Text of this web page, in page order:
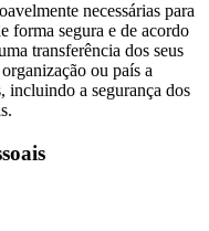
necessárias para
forma segura e de acordo
transferência dos seus
ou país a
incluindo a segurança dos